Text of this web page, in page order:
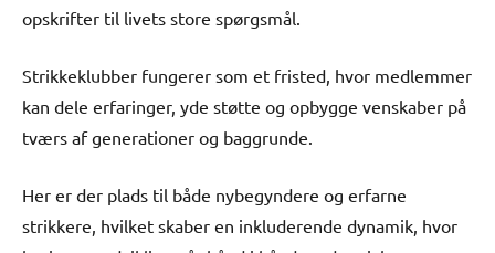
opskrifter til livets store spørgsmål.
Strikkeklubber fungerer som et fristed, hvor medlemmer
kan dele erfaringer, yde støtte og opbygge venskaber på
tværs af generationer og baggrunde.
Her er der plads til både nybegyndere og erfarne
strikkere, hvilket skaber en inkluderende dynamik, hvor